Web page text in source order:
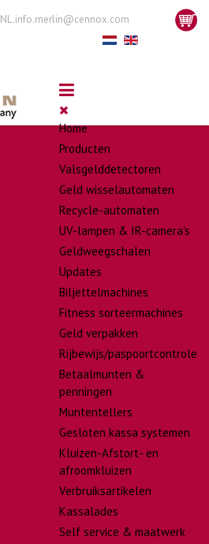
NL.info.merlin@cennox.com
Home
Producten
Valsgelddetectoren
Geld wisselautomaten
Recycle-automaten
UV-lampen & IR-camera's
Geldweegschalen
Updates
Biljettelmachines
Fitness sorteermachines
Geld verpakken
Rijbewijs/paspoortcontrole
Betaalmunten &
penningen
Muntentellers
Gesloten kassa systemen
Kluizen-Afstort- en
afroomkluizen
Verbruiksartikelen
Kassalades
Self service & maatwerk